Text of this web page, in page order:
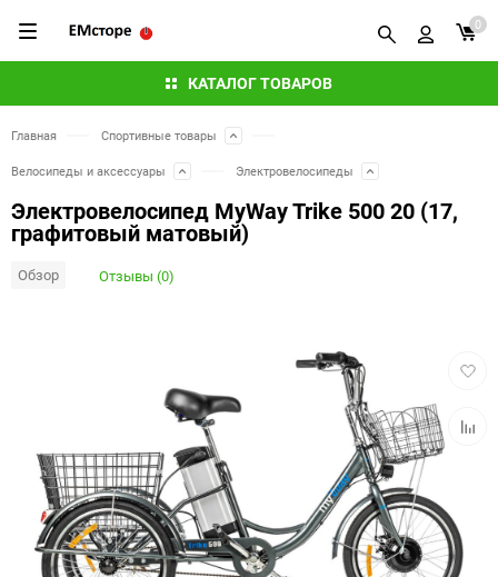
КАТАЛОГ ТОВАРОВ
0
Главная Спортивные товары
Велосипеды и аксессуары Электровелосипеды
Электровелосипед MyWay Trike 500 20 (17,
графитовый матовый)
Обзор Отзывы (0)